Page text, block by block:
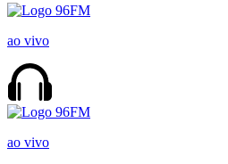
ao vivo
ao vivo